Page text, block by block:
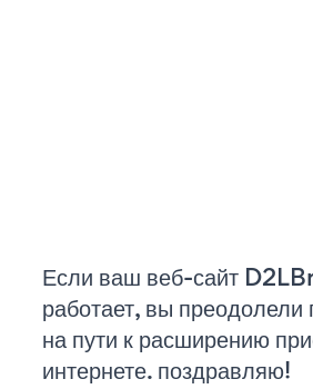
Если ваш веб-сайт
работает, вы
на пути к расширению
интернете. поздравляю!